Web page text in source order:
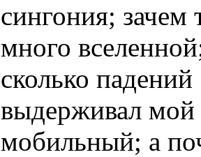
сингония; зачем
много
сколько падений
выдерживал мой
мобильный; а